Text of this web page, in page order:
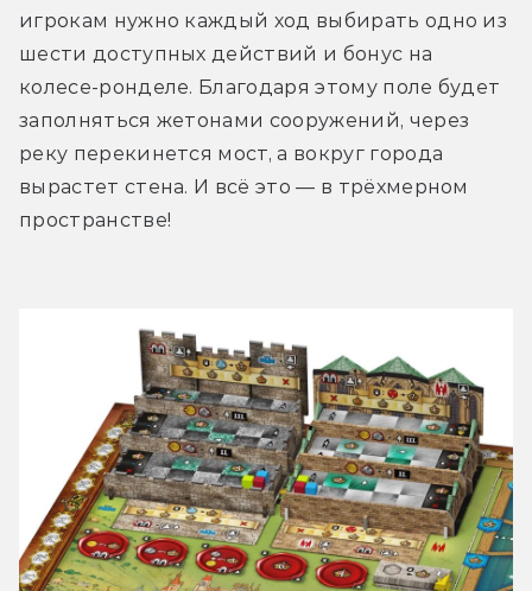
игрокам нужно каждый ход выбирать одно из
шести доступных действий и бонус на
колесе-ронделе. Благодаря этому поле будет
заполняться жетонами сооружений, через
реку перекинется мост, а вокруг города
вырастет стена. И всё это — в трёхмерном
пространстве!